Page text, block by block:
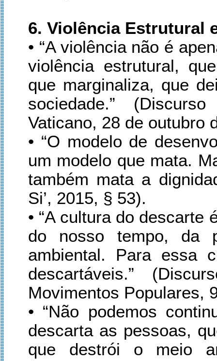
6. Violência Estrutural
• “A violência não é
violência estrutural,
que marginaliza, que
sociedade.”
Vaticano, 28 de outubro
• “O modelo de
um modelo que mata.
também mata a
Si’, 2015, § 53).
• “A cultura do descarte
do nosso tempo, da
ambiental. Para essa
descartáveis.”
Movimentos Populares,
• “Não podemos
descarta as pessoas,
que destrói o meio